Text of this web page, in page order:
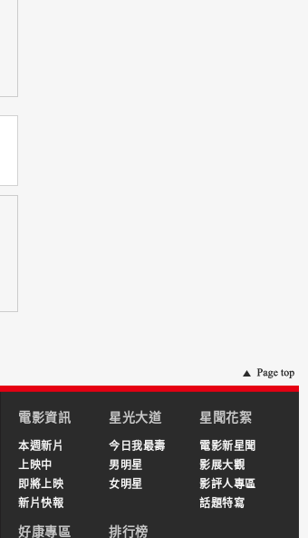
電影資訊
本週新片
上映中
即將上映
新片快報
星光大道
今日我最壽
男明星
女明星
星聞花絮
電影新星聞
影展大觀
影評人專區
話題特寫
好康專區 排行榜